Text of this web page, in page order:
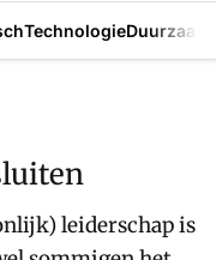
Technologie
leiderschap is